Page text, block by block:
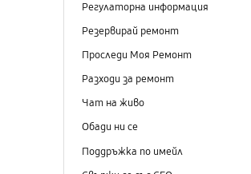
Регулаторна информация
Резервирай ремонт
Проследи Моя Ремонт
Разходи за ремонт
Чат на живо
Обади ни се
Поддръжка по имейл